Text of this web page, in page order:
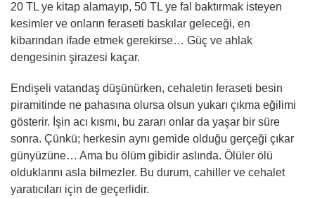
20 TL ye kitap alamayıp, 50 TL ye fal baktırmak isteyen
kesimler ve onların feraseti baskılar geleceği, en
kibarından ifade etmek gerekirse… Güç ve ahlak
dengesinin şirazesi kaçar.
Endişeli vatandaş düşünürken, cehaletin feraseti besin
piramitinde ne pahasına olursa olsun yukarı çıkma eğilimi
gösterir. İşin acı kısmı, bu zararı onlar da yaşar bir süre
sonra. Çünkü; herkesin aynı gemide olduğu gerçeği çıkar
günyüzüne… Ama bu ölüm gibidir aslında. Ölüler ölü
olduklarını asla bilmezler. Bu durum, cahiller ve cehalet
yaratıcıları için de geçerlidir.